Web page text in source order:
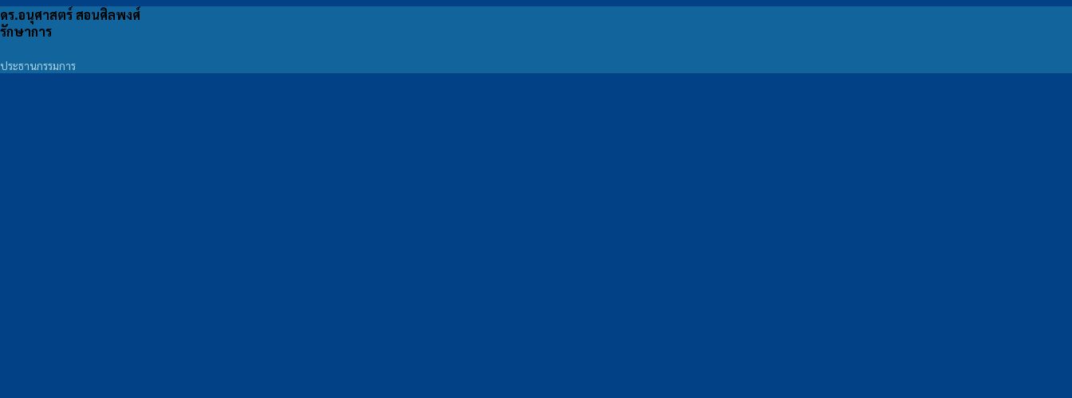
ดร.อนุศาสตร์ สอนศิลพงศ์
รักษาการ
ประธานกรรมการ